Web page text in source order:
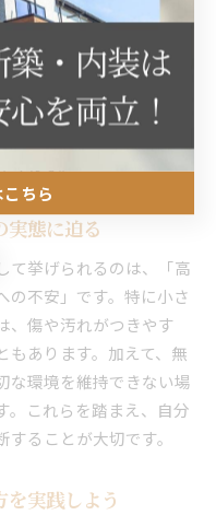
材は湿度変化で伸縮する
ります。代表的な対策
の特徴やメンテナンス方
、生活動線に合わせて
とが挙げられます。事
ります。
実態に迫る
て挙げられるのは、「高
の不安」です。特に小さ
、傷や汚れがつきやす
もあります。加えて、無
な環境を維持できない場
。これらを踏まえ、自分
ることが大切です。
実践しよう
ちら
ちら